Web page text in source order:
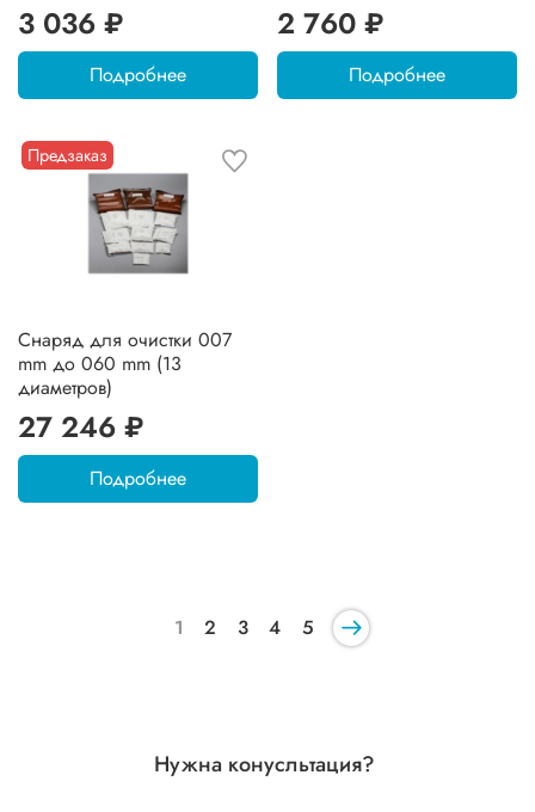
3 036 ₽
Подробнее
2 760 ₽
Подробнее
Предзаказ
Снаряд для очистки 007
mm до 060 mm (13
диаметров)
27 246 ₽
Подробнее
1 2 3 4 5
Нужна конусльтация?